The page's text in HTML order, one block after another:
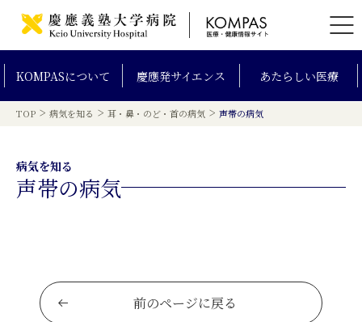
KOMPASについて 慶應発サイエンス あたらしい医療
TOP > 病気を知る > 耳・鼻・のど・首の病気 > 声帯の病気
病気を知る
声帯の病気
前のページに戻る